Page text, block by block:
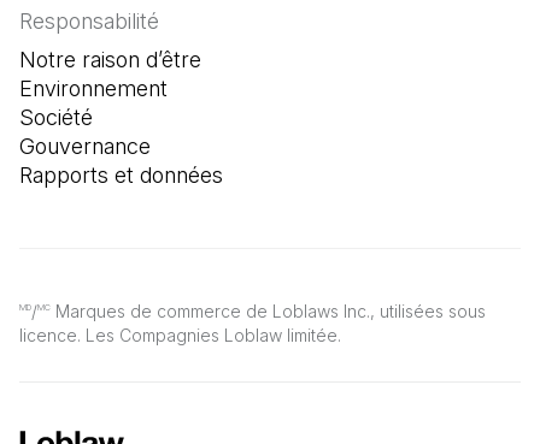
MD/MC Marques de commerce de Loblaws Inc., utilisées sous
licence. Les Compagnies Loblaw limitée.
Responsabilité
Notre raison d’être
Environnement
Société
Gouvernance
Rapports et données